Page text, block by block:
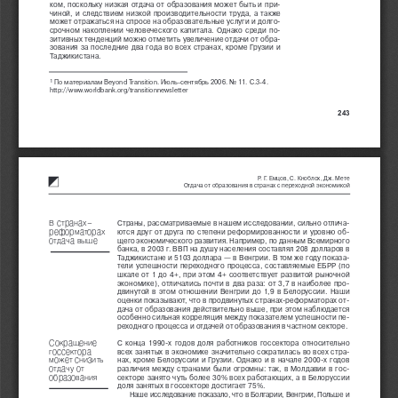
243
ком, поскольку низкая отдача от образования может быть и при-
чиной, и следствием низкой производительности труда, а также
может отражаться на спросе на образовательные услуги и долго-
срочном накоплении человеческого капитала. Однако среди по-
зитивных тенденций можно отметить увеличение отдачи от обра-
зования за последние два года во всех странах, кроме Грузии и
Таджикистана.
1
По материалам Beyond Transition. Июль-сентябрь 2006. No 11. С.3-4.
http://www.worldbank.org/transitionnewsletter
Р. Г. Емцов, С. Кноблох, Дж. Мете
Отдача от образования в странах с переходной экономикой
Страны, рассматриваемые в нашем исследовании, сильно отлича-
ются друг от друга по степени реформированности и уровню об-
щего экономического развития. Например, по данным Всемирного
банка, в 2003 г. ВВП на душу населения составлял 208 долларов в
Таджикистане и 5103 доллара — в Венгрии. В том же году показа-
тели успешности переходного процесса, составляемые ЕБРР (по
шкале от 1 до 4+, при этом 4+ соответствует развитой рыночной
экономике), отличались почти в два раза: от 3,7 в наиболее про-
двинутой в этом отношении Венгрии до 1,9 в Белоруссии. Наши
оценки показывают, что в продвинутых странах-реформаторах от-
дача от образования действительно выше, при этом наблюдается
особенно сильная корреляция между показателем успешности пе-
реходного процесса и отдачей от образования в частном секторе.
С конца 1990-х годов доля работников госсектора относительно
всех занятых в экономике значительно сократилась во всех стра-
нах, кроме Белоруссии и Грузии. Однако и в начале 2000-х годов
различия между странами были огромны: так, в Молдавии в гос-
секторе занято чуть более 30% всех работающих, а в Белоруссии
доля занятых в госсекторе достигает 75%.
Наше исследование показало, что в Болгарии, Венгрии, Польше и
В странах−
реформаторах
отдача выше
Сокращение
госсектора
может снизить
отдачу от
образования